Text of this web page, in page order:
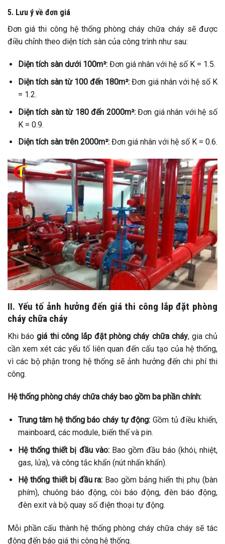
5. Lưu ý về đơn giá
Đơn giá thi công hệ thống phòng cháy chữa cháy sẽ được
điều chỉnh theo diện tích sàn của công trình như sau:
Diện tích sàn dưới 100m²:Đơn giá nhân với hệ số K = 1.5.
Diện tích sàn từ 100 đến 180m²: Đơn giá nhân với hệ số K
= 1.2.
Diện tích sàn từ 180 đến 2000m²:Đơn giá nhân với hệ số
K = 0.9.
Diện tích sàn trên 2000m²:Đơn giá nhân với hệ số K = 0.6.
II. Yếu tố ảnh hưởng đến giá thi công lắp đặt phòng
cháy chữa cháy
Khi báogiá thi công lắp đặt phòng cháy chữa cháy, gia chủ
cần xem xét các yếu tố liên quan đến cấu tạo của hệ thống,
vì các bộ phận trong hệ thống sẽ ảnh hưởng đến chi phí thi
công.
Hệ thống phòng cháy chữa cháy bao gồm ba phần chính:
Trung tâm hệ thống báo cháy tự động:Gồm tủ điều khiển,
mainboard, các module, biến thế và pin.
Hệ thống thiết bị đầu vào: Bao gồm đầu báo (khói, nhiệt,
gas, lửa), và công tắc khẩn (nút nhấn khẩn).
Hệ thống thiết bị đầu ra: Bao gồm bảng hiển thị phụ (bàn
phím), chuông báo động, còi báo động, đèn báo động,
đèn exit và bộ quay số điện thoại tự động.
Mỗi phần cấu thành hệ thống phòng cháy chữa cháy sẽ tác
động đến báo giá thi công hệ thống.